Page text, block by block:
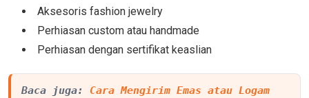
Aksesoris fashion jewelry
Perhiasan custom atau handmade
Perhiasan dengan sertifikat keaslian
Baca juga: Cara Mengirim Emas atau Logam